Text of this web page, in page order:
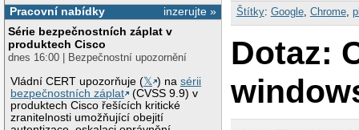
inzerujte »
Pracovní nabídky
Série bezpečnostních záplat v
produktech Cisco
dnes 16:00 | Bezpečnostní upozornění
Vládní CERT upozorňuje (𝕏 ) nasérii
bezpečnostních záplat
(CVSS 9.9) v
produktech Cisco řešících kritické
zranitelnosti umožňující obejití
Štítky: Google, Chrome,
Dotaz: